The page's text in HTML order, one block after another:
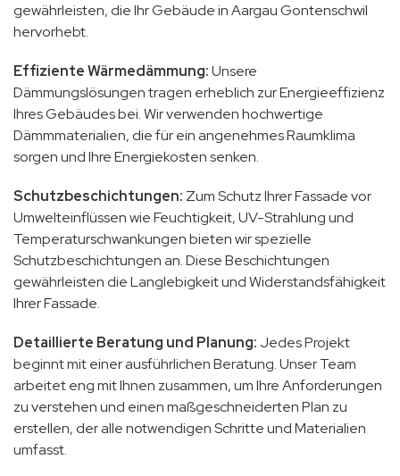
gewährleisten, die Ihr Gebäude in Aargau Gontenschwil
hervorhebt.
Effiziente Wärmedämmung:Unsere
Dämmungslösungen tragen erheblich zur Energieeffizienz
Ihres Gebäudes bei. Wir verwenden hochwertige
Dämmmaterialien, die für ein angenehmes Raumklima
sorgen und Ihre Energiekosten senken.
Schutzbeschichtungen: Zum Schutz Ihrer Fassade vor
Umwelteinflüssen wie Feuchtigkeit, UV-Strahlung und
Temperaturschwankungen bieten wir spezielle
Schutzbeschichtungen an. Diese Beschichtungen
gewährleisten die Langlebigkeit und Widerstandsfähigkeit
Ihrer Fassade.
Detaillierte Beratung und Planung: Jedes Projekt
beginnt mit einer ausführlichen Beratung. Unser Team
arbeitet eng mit Ihnen zusammen, um Ihre Anforderungen
zu verstehen und einen maßgeschneiderten Plan zu
erstellen, der alle notwendigen Schritte und Materialien
umfasst.